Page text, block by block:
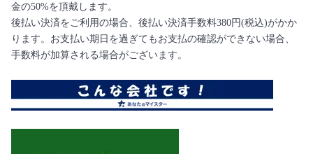
金の50%を頂戴します。
後払い決済をご利用の場合、後払い決済手数料380円(税込)がかか
ります。お支払い期日を過ぎてもお支払の確認ができない場合、
手数料が加算される場合がございます。